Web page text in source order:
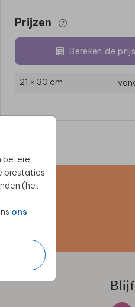
betere
prestaties
(het
ons
Prijzen
Bereken de
21 × 30 cm